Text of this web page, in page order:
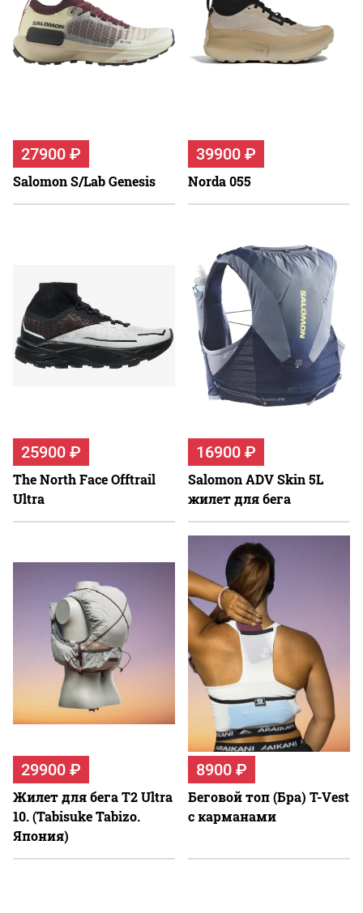
27900 ₽
Salomon S/Lab Genesis
39900 ₽
Norda 055
25900 ₽
The North Face Offtrail
Ultra
16900 ₽
Salomon ADV Skin 5L
жилет для бега
29900 ₽
Жилет для бега T2 Ultra
10. (Tabisuke Tabizo.
Япония)
8900 ₽
Беговой топ (Бра) T-Vest
c карманами